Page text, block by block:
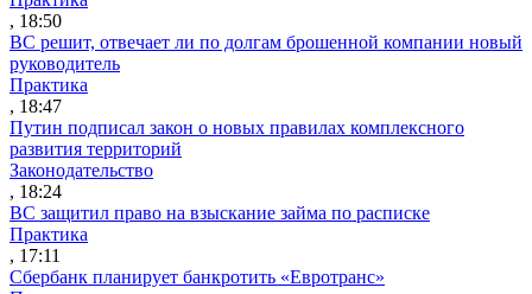
, 18:50
ВС решит, отвечает ли по долгам брошенной компании новый
руководитель
Практика
, 18:47
Путин подписал закон о новых правилах комплексного
развития территорий
Законодательство
, 18:24
ВС защитил право на взыскание займа по расписке
Практика
, 17:11
Сбербанк планирует банкротить «Евротранс»